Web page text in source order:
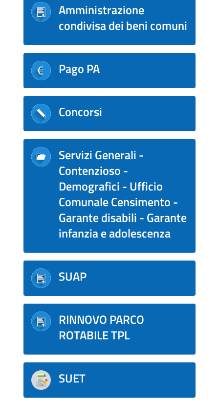
Amministrazione
condivisa dei beni comuni
Pago PA
Concorsi
Servizi Generali -
Contenzioso -
Demografici - Ufficio
Comunale Censimento -
Garante disabili - Garante
infanzia e adolescenza
SUAP
RINNOVO PARCO
ROTABILE TPL
SUET